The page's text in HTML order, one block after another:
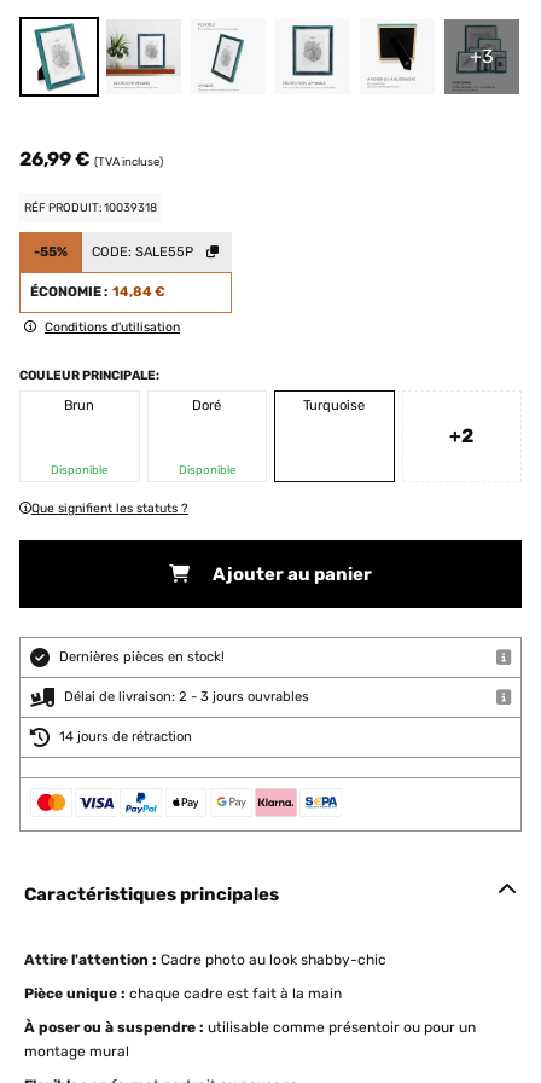
+3
26,99 € (TVA incluse)
RÉF PRODUIT: 10039318
-55% CODE: SALE55P
ÉCONOMIE : 14,84 €
Conditions d'utilisation
COULEUR PRINCIPALE:
Brun
Disponible
Doré
Disponible
Turquoise
+2
Que signifient les statuts ?
Ajouter au panier
Dernières pièces en stock!
Délai de livraison: 2 - 3 jours ouvrables
14 jours de rétraction
Caractéristiques principales
Attire l'attention : Cadre photo au look shabby-chic
Pièce unique : chaque cadre est fait à la main
À poser ou à suspendre : utilisable comme présentoir ou pour un
montage mural